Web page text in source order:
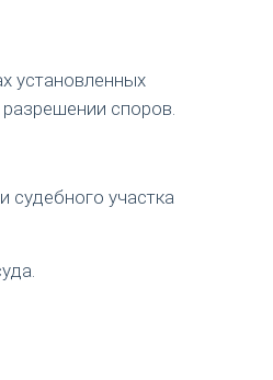
установленных
споров.
судебного участка